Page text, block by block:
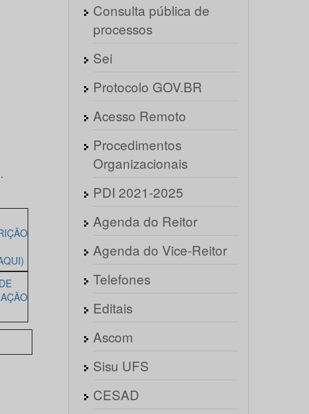
Consulta pública de
processos
Sei
Protocolo GOV.BR
Acesso Remoto
Procedimentos
Organizacionais
PDI 2021-2025
Agenda do Reitor
Agenda do Vice-Reitor
Telefones
Editais
Ascom
Sisu UFS
CESAD